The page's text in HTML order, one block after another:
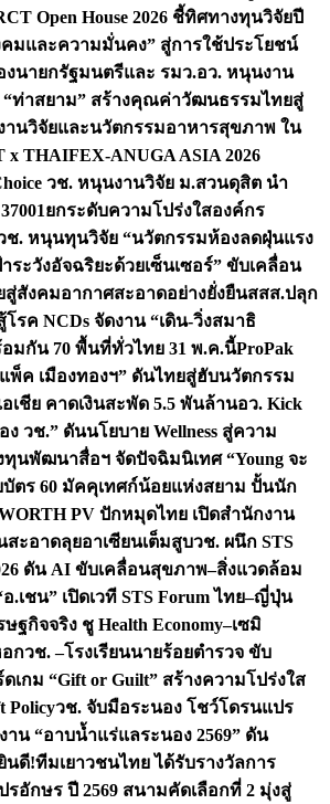
Open House 2026 ชี้ทิศทางทุนวิจัยปี
คมและความมั่นคง” สู่การใช้ประโยชน์
งนายกรัฐมนตรีและ รมว.อว. หนุนงาน
ท่าสยาม” สร้างคุณค่าวัฒนธรรมไทยสู่
านวิจัยและนวัตกรรมอาหารสุขภาพ ใน
x THAIFEX-ANUGA ASIA 2026
วช. หนุนงานวิจัย ม.สวนดุสิต นำ
ยกระดับความโปร่งใสองค์กร
ช. หนุนทุนวิจัย “นวัตกรรมห้องลดฝุ่นแรง
ระวังอัจฉริยะด้วยเซ็นเซอร์” ขับเคลื่อน
สู่สังคมอากาศสะอาดอย่างยั่งยืนสสส.ปลุก
รค NCDs จัดงาน “เดิน-วิ่งสมาธิ
มกัน 70 พื้นที่ทั่วไทย 31 พ.ค.นี้ProPak
แพ็ค เมืองทองฯ” ดันไทยสู่ฮับนวัตกรรม
เชีย คาดเงินสะพัด 5.5 พันล้านอว. Kick
ง วช.” ดันนโยบาย Wellness สู่ความ
ทุนพัฒนาสื่อฯ จัดปัจฉิมนิเทศ “Young จะ
บัตร 60 มัคคุเทศก์น้อยแห่งสยาม ปั้นนัก
PV ปักหมุดไทย เปิดสำนักงาน
ะอาดลุยอาเซียนเต็มสูบวช. ผนึก STS
ดัน AI ขับเคลื่อนสุขภาพ–สิ่งแวดล้อม
อ.เชน” เปิดเวที STS Forum ไทย–ญี่ปุ่น
ฐกิจจริง ชู Health Economy–เซมิ
อกวช. –โรงเรียนนายร้อยตำรวจ ขับ
เกม “Gift or Guilt” สร้างความโปร่งใส
Policyวช. จับมือระนอง โชว์โดรนแปร
น “อาบน้ำแร่แลระนอง 2569” ดัน
นดี!ทีมเยาวชนไทย ได้รับรางวัลการ
อักษร ปี 2569 สนามคัดเลือกที่ 2 มุ่งสู่